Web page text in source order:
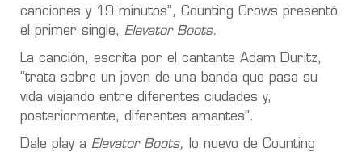
canciones y 19 minutos”, Counting Crows presentó
el primer single, Elevator Boots.
La canción, escrita por el cantante Adam Duritz,
“trata sobre un joven de una banda que pasa su
vida viajando entre diferentes ciudades y,
posteriormente, diferentes amantes”.
Dale play a Elevator Boots,
lo nuevo de Counting